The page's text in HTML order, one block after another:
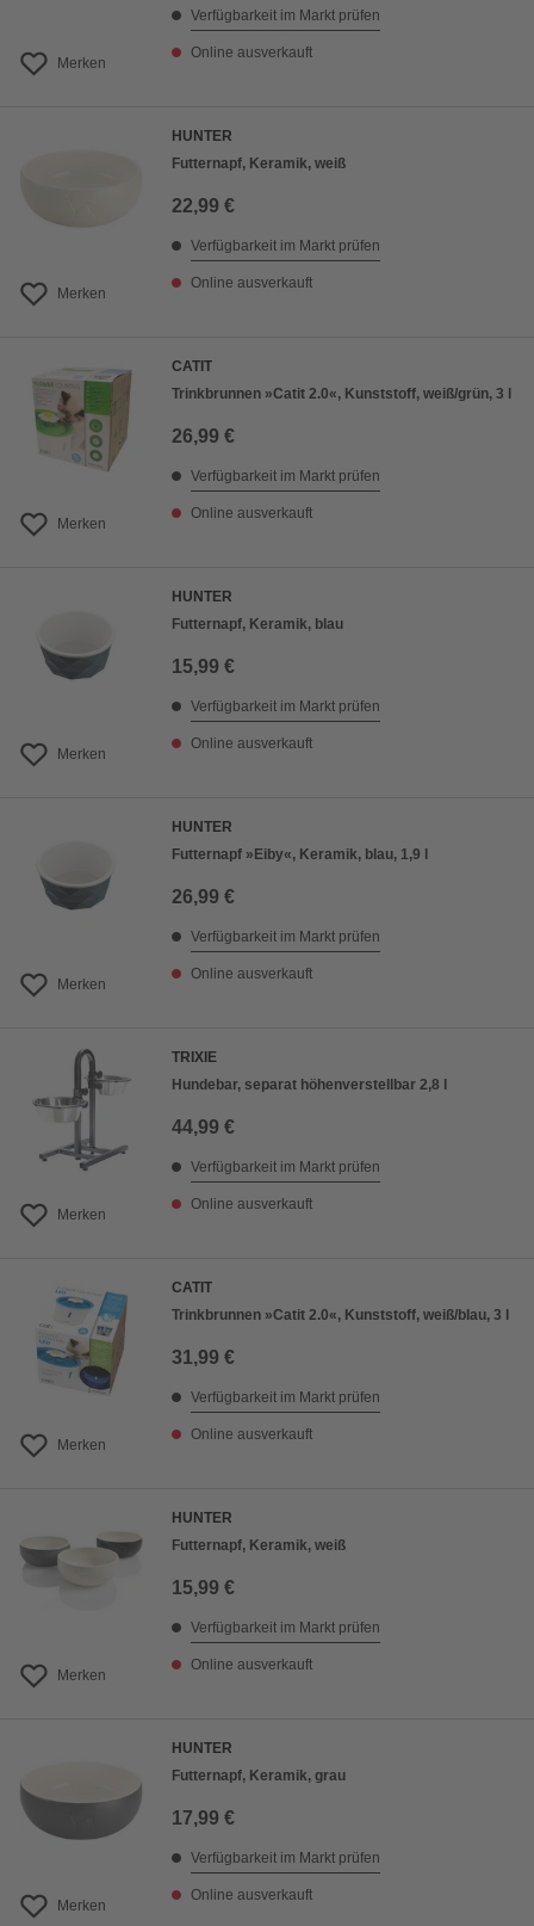
Merken
Verfügbarkeit im Markt prüfen
Online ausverkauft
Merken
HUNTER
Futternapf, Keramik, weiß
22,99 €
Verfügbarkeit im Markt prüfen
Online ausverkauft
Merken
CATIT
Trinkbrunnen »Catit 2.0«, Kunststoff, weiß/grün, 3 l
26,99 €
Verfügbarkeit im Markt prüfen
Online ausverkauft
Merken
HUNTER
Futternapf, Keramik, blau
15,99 €
Verfügbarkeit im Markt prüfen
Online ausverkauft
Merken
HUNTER
Futternapf »Eiby«, Keramik, blau, 1,9 l
26,99 €
Verfügbarkeit im Markt prüfen
Online ausverkauft
Merken
TRIXIE
Hundebar, separat höhenverstellbar 2,8 l
44,99 €
Verfügbarkeit im Markt prüfen
Online ausverkauft
Merken
CATIT
Trinkbrunnen »Catit 2.0«, Kunststoff, weiß/blau, 3 l
31,99 €
Verfügbarkeit im Markt prüfen
Online ausverkauft
Merken
HUNTER
Futternapf, Keramik, weiß
15,99 €
Verfügbarkeit im Markt prüfen
Online ausverkauft
Merken
HUNTER
Futternapf, Keramik, grau
17,99 €
Verfügbarkeit im Markt prüfen
Online ausverkauft